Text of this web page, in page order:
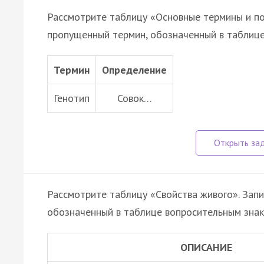
Рассмотрите таблицу «Основные термины и
пропущенный термин, обозначенный в
Термин Определение
Генотип Совок…
Рассмотрите таблицу «Свойства живого».
обозначенный в таблице вопросительным
ОПИСАНИЕ